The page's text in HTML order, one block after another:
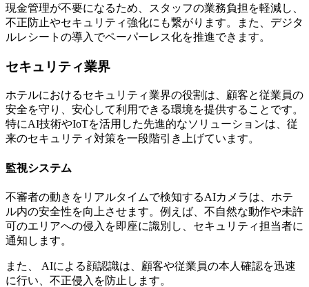
現金管理が不要になるため、スタッフの業務負担を軽減し、
不正防止やセキュリティ強化にも繋がります。また、デジタ
ルレシートの導入でペーパーレス化を推進できます。
セキュリティ業界
ホテルにおけるセキュリティ業界の役割は、顧客と従業員の
安全を守り、安心して利用できる環境を提供することです。
特にAI技術やIoTを活用した先進的なソリューションは、従
来のセキュリティ対策を一段階引き上げています。
監視システム
不審者の動きをリアルタイムで検知するAIカメラは、ホテ
ル内の安全性を向上させます。例えば、不自然な動作や未許
可のエリアへの侵入を即座に識別し、セキュリティ担当者に
通知します。
また、 AIによる顔認識は、顧客や従業員の本人確認を迅速
に行い、不正侵入を防止します。